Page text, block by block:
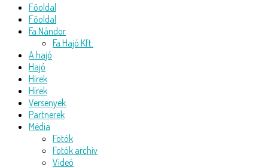
Főoldal
Főoldal
Fa Nándor
Fa Hajó Kft.
A hajó
Hajó
Hírek
Hírek
Versenyek
Partnerek
Média
Fotók
Fotók archív
Videó